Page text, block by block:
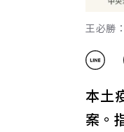
王必勝
本土
案。